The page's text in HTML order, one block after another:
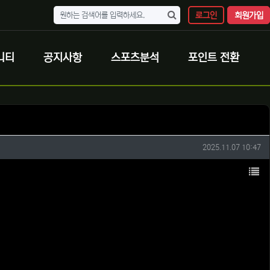
로그인 회원가입
티 공지사항 스포츠분석 포인트 전환
작성일
2025.11.07 10:47
목